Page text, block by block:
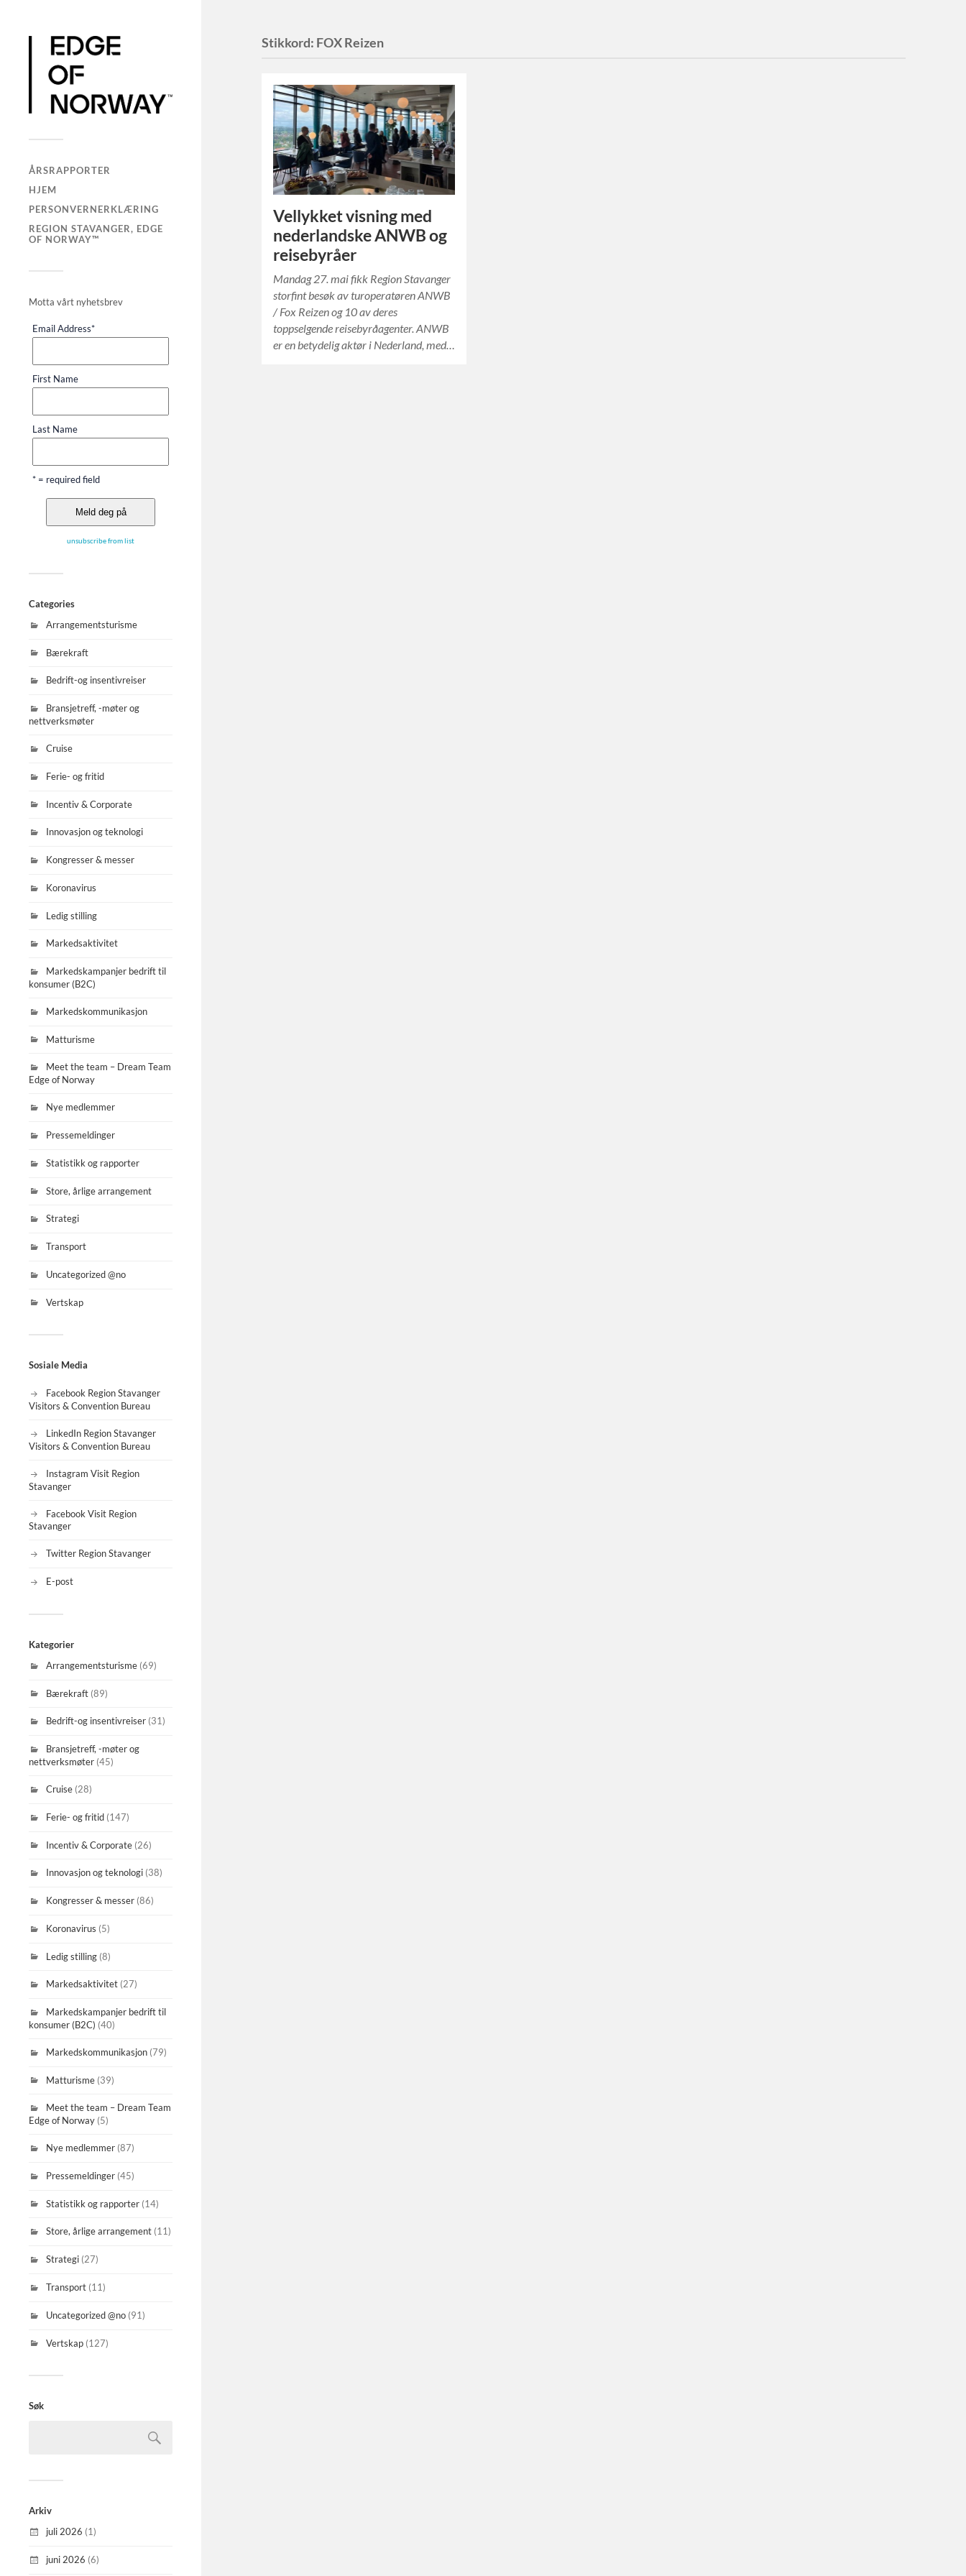
ÅRSRAPPORTER
HJEM
PERSONVERNERKLÆRING
REGION STAVANGER, EDGE
OF NORWAY™
Motta vårt nyhetsbrev
Email Address*
First Name
Last Name
* = required field
unsubscribe from list
Categories
Arrangementsturisme
Bærekraft
Bedrift-og insentivreiser
Bransjetreff, -møter og
nettverksmøter
Cruise
Ferie- og fritid
Incentiv & Corporate
Innovasjon og teknologi
Kongresser & messer
Koronavirus
Ledig stilling
Markedsaktivitet
Markedskampanjer bedrift til
konsumer (B2C)
Markedskommunikasjon
Matturisme
Meet the team – Dream Team
Edge of Norway
Nye medlemmer
Pressemeldinger
Statistikk og rapporter
Store, årlige arrangement
Strategi
Transport
Uncategorized @no
Vertskap
Sosiale Media
Facebook Region Stavanger
Visitors & Convention Bureau
LinkedIn Region Stavanger
Visitors & Convention Bureau
Instagram Visit Region
Stavanger
Facebook Visit Region
Stavanger
Twitter Region Stavanger
E-post
Kategorier
Arrangementsturisme (69)
Bærekraft (89)
Bedrift-og insentivreiser (31)
Bransjetreff, -møter og
nettverksmøter (45)
Cruise (28)
Ferie- og fritid (147)
Incentiv & Corporate (26)
Innovasjon og teknologi (38)
Kongresser & messer (86)
Koronavirus (5)
Ledig stilling (8)
Markedsaktivitet (27)
Markedskampanjer bedrift til
konsumer (B2C) (40)
Markedskommunikasjon (79)
Matturisme (39)
Meet the team – Dream Team
Edge of Norway (5)
Nye medlemmer (87)
Pressemeldinger (45)
Statistikk og rapporter (14)
Store, årlige arrangement (11)
Strategi (27)
Transport (11)
Uncategorized @no (91)
Vertskap (127)
Søk
Arkiv
juli 2026 (1)
juni 2026 (6)
Stikkord: FOX Reizen
Vellykket visning med
nederlandske ANWB og
reisebyråer
Mandag 27. mai fikk Region Stavanger
storfint besøk av turoperatøren ANWB
/ Fox Reizen og 10 av deres
toppselgende reisebyråagenter. ANWB
er en betydelig aktør i Nederland, med…